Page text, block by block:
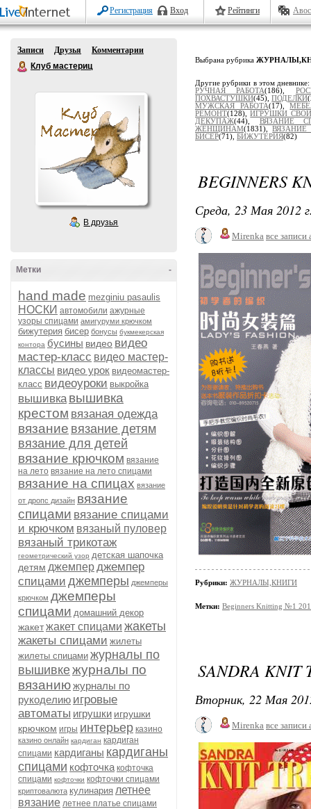
Регистрация Вход Рейтинги
Записи Друзья
Комментарии
Клуб мастериц
В друзья
-
Метки
hand made mezginiu pasaulis
НОСКИ автомобили ажурные
узоры спицами амигуруми крючком
бижутерия бисер бонусы букмекерская
контора бусины видео видео
мастер-класс видео мастер-
классы видео урок видеомастер-
класс видеоуроки выкройка
вышивка вышивка
крестом вязаная одежда
вязание вязание детям
вязание для детей
вязание крючком вязание
на лето вязание на лето спицами
вязание на спицах вязание
от дропс дизайн вязание
спицами вязание спицами
и крючком вязаный пуловер
вязаный трикотаж
геометрический узор детская шапочка
детям джемперджемпер
спицами джемперы джемперы
крючком джемперы
спицами домашний декор
жакетжакет спицами жакеты
жакеты спицами жилеты
жилеты спицами журналы по
вышивкежурналы по
вязаниюжурналы по
рукоделию игровые
автоматы игрушки игрушки
крючком игры интерьер казино
казино онлайн кардиган кардиган
спицами кардиганы кардиганы
спицами кофточка кофточка
спицами кофточки кофточки спицами
криптовалюта кулинария летнее
вязание летнее платье спицами
Выбрана рубрика
Другие рубрики в этом
РУЧНАЯ РАБОТА(186),
ПОХВАСТУШКИ(45),ПОДЕЛКИ
МУЖСКАЯ РАБОТА(17),
РЕМОНТ(128),ИГРУШКИ
ДЕКУПАЖ(44), ВЯЗАНИЕ
ЖЕНЩИНАМ(1831),ВЯЗАНИЕ
БИСЕР(71), БИЖУТЕРИЯ(82)
BEGINNERS
Среда, 23 Мая 2012
Mirenka все записи
Рубрики: ЖУРНАЛЫ,КНИГИ
Метки: Beginners Knitting №1
SANDRA KNIT
Вторник, 22 Мая
Mirenka все записи